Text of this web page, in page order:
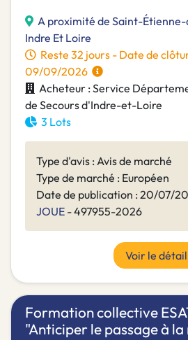
A proximité de Saint-
Indre Et Loire
Reste 32 jours - Date de
09/09/2026
Acheteur : Service
de Secours d'Indre-et-Loire
3 Lots
Type d'avis : Avis de marché
Type de marché : Européen
Date de publication : 20/07/
JOUE - 497955-2026
Voir le détail
Formation collective
"Anticiper le passage à